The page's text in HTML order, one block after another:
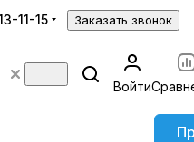
11-15 Заказать звонок
Войти